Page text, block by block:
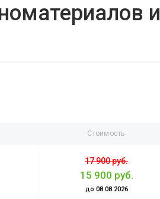
и
Стоимость
17 900 руб.
15 900 руб.
до 08.08.2026